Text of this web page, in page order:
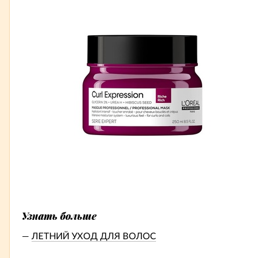
Узнать больше
ЛЕТНИЙ УХОД ДЛЯ ВОЛОС